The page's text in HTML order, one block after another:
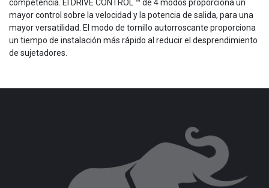
competencia. El DRIVE CONTROL ™ de 4 modos proporciona un
mayor control sobre la velocidad y la potencia de salida, para una
mayor versatilidad. El modo de tornillo autorroscante proporciona
un tiempo de instalación más rápido al reducir el desprendimiento
de sujetadores.